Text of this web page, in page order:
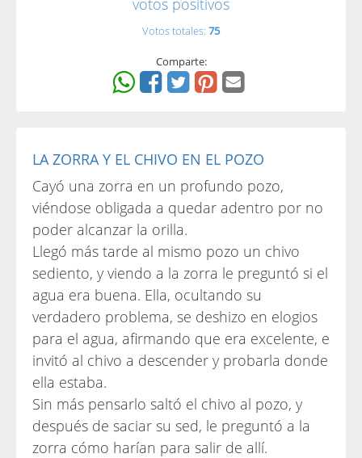
Votos totales: 75
Comparte:
LA ZORRA Y EL CHIVO EN EL POZO
Cayó una zorra en un profundo pozo,
viéndose obligada a quedar adentro por no
poder alcanzar la orilla.
Llegó más tarde al mismo pozo un chivo
sediento, y viendo a la zorra le preguntó si el
agua era buena. Ella, ocultando su
verdadero problema, se deshizo en elogios
para el agua, afirmando que era excelente, e
invitó al chivo a descender y probarla donde
ella estaba.
Sin más pensarlo saltó el chivo al pozo, y
después de saciar su sed, le preguntó a la
zorra cómo harían para salir de allí.